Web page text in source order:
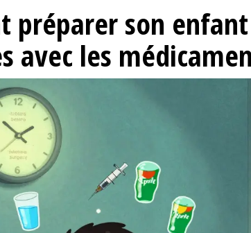
préparer son
avec les